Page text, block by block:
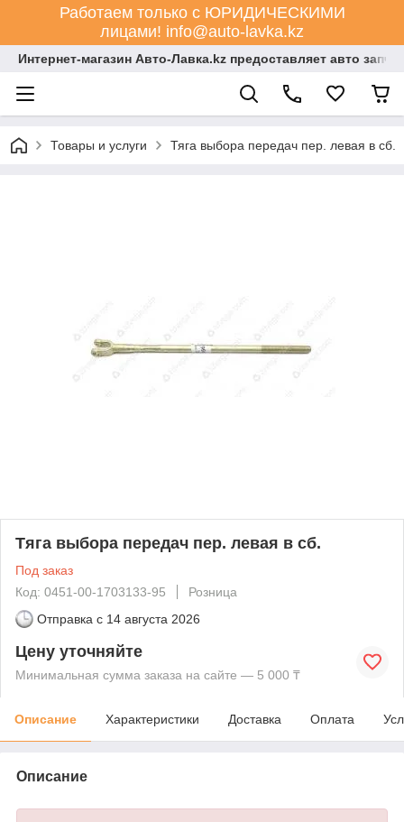
Работаем только с ЮРИДИЧЕСКИМИ
лицами! info@auto-lavka.kz
Интернет-магазин Авто-Лавка.kz предоставляет авто
Товары и услуги Тяга выбора передач пер. левая в сб.
Тяга выбора передач пер. левая в сб.
Под заказ
Код: 0451-00-1703133-95
Розница
Отправка с 14 августа 2026
Цену уточняйте
Минимальная сумма заказа на сайте — 5 000 ₸
Описание Характеристики Доставка Оплата
Описание